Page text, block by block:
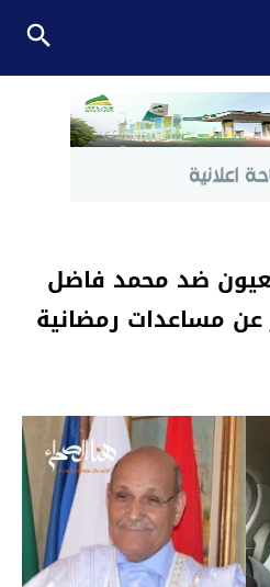
ضد محمد فاضل
مساعدات رمضانية